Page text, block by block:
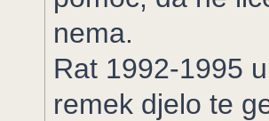
nema.
Rat 1992-1995
remek djelo te